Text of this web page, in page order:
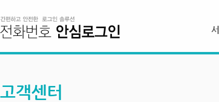
고객센터